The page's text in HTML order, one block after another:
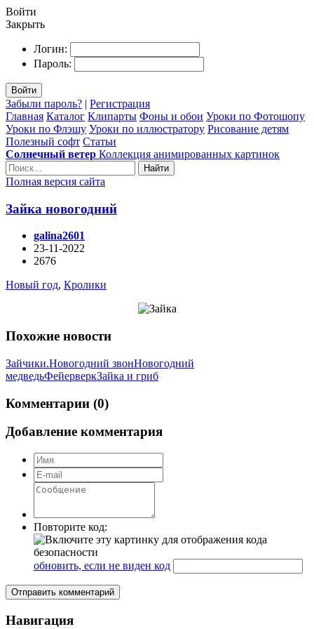
Войти
Закрыть
Логин:
Пароль:
Войти
Забыли пароль? | Регистрация
Главная Каталог Клипарты Фоны и обои Уроки по Фотошопу
Уроки по Флэшу Уроки по иллюстратору Рисование детям
Полезный софт Статьи
Солнечный ветер Коллекция анимированных картинок
Найти
Полная версия сайта
Зайка новогодний
galina2601
23-11-2022
2676
Новый год, Кролики
Похожие новости
Зайчики.Новогодний звонНовогодний
медведьФейерверкЗайка и гриб
Комментарии (0)
Добавление комментария
Повторите код:
обновить, если не виден код
Отправить комментарий
Навигация